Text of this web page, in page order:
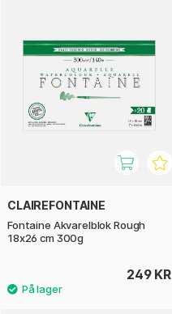
CLAIREFONTAINE
Fontaine Akvarelblok Rough
18x26 cm 300g
249 KR